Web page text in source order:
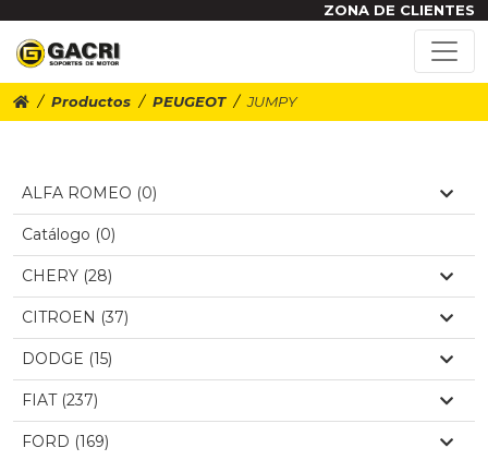
ZONA DE CLIENTES
Productos PEUGEOT JUMPY
ALFA ROMEO (0)
Catálogo (0)
CHERY (28)
CITROEN (37)
DODGE (15)
FIAT (237)
FORD (169)